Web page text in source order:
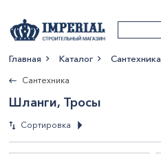
Главная Каталог Сантехника
Сантехника
Шланги, Тросы
Сортировка